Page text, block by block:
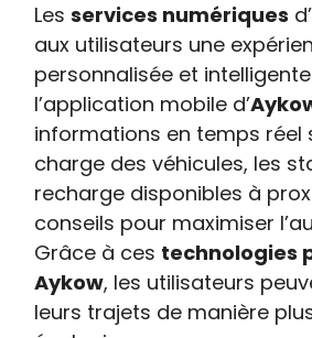
Lesservices numériques d’
aux utilisateurs une
personnalisée et
l’application mobile d’
informations en temps réel
charge des véhicules, les
recharge disponibles à
conseils pour maximiser
Grâce à ces technologies
Aykow, les utilisateurs
leurs trajets de manière